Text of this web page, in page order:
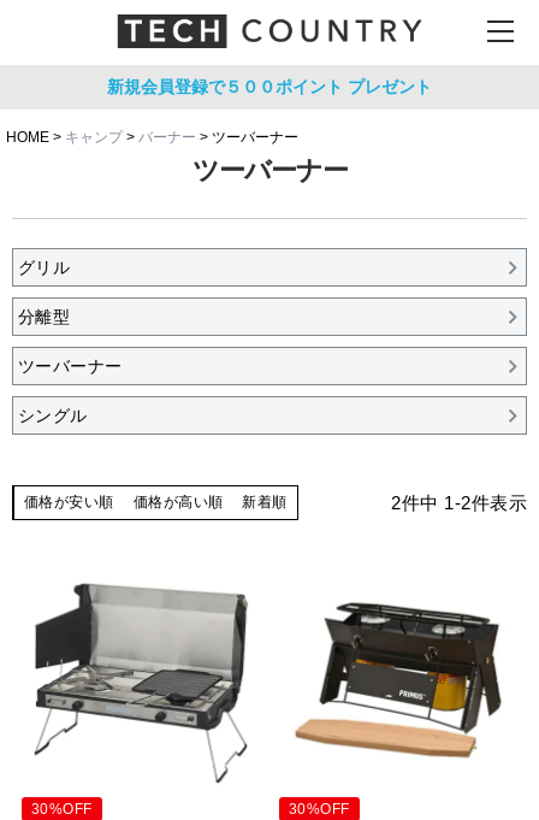
新規会員登録で５００ポイント プレゼント
HOME キャンプ バーナー ツーバーナー
ツーバーナー
グリル
分離型
ツーバーナー
シングル
価格が安い順 価格が高い順 新着順 2件中 1-2件表示
30%OFF 30%OFF